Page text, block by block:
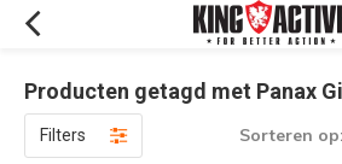
Producten getagd met Panax
Filters Sorteren op: